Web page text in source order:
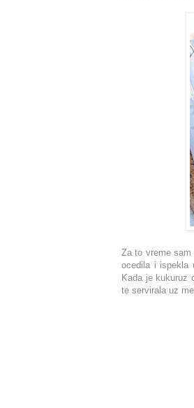
Za to vreme sam
ocedila i ispekla
Kada je kukuruz
te servirala uz